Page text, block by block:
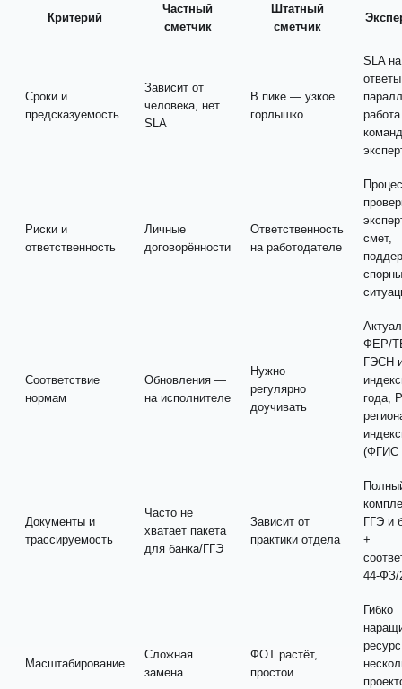
Критерий
Частный
сметчик
Штатный
сметчик
Сроки и
предсказуемость
Зависит от
человека, нет
SLA
В пике — узкое
горлышко
SLA на
работа
Риски и
ответственность
Личные
договорённости
Ответственность
на работодателе
смет,
Соответствие
нормам
Обновления —
на исполнителе
Нужно
регулярно
доучивать
ФЕР/
ГЭСН
года,
(ФГИС
Документы и
трассируемость
Часто не
хватает пакета
для банка/ГГЭ
Зависит от
практики отдела
ГГЭ и
+
44-ФЗ/
Масштабирование
Сложная
замена
ФОТ растёт,
простои
Гибко